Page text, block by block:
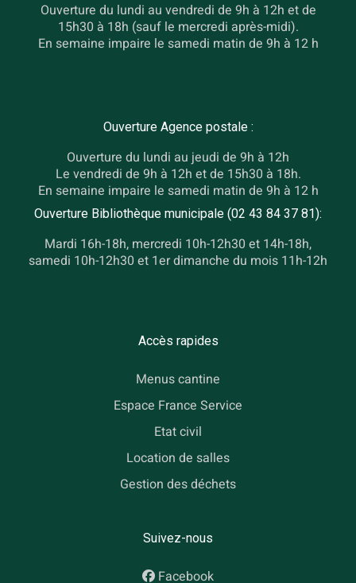
Ouverture du lundi au vendredi de 9h à 12h et de
15h30 à 18h (sauf le mercredi après-midi).
En semaine impaire le samedi matin de 9h à 12 h
Ouverture Agence postale :
Ouverture du lundi au jeudi de 9h à 12h
Le vendredi de 9h à 12h et de 15h30 à 18h.
En semaine impaire le samedi matin de 9h à 12 h
Ouverture Bibliothèque municipale (02 43 84 37 81):
Mardi 16h-18h, mercredi 10h-12h30 et 14h-18h,
samedi 10h-12h30 et 1er dimanche du mois 11h-12h
Accès rapides
Menus cantine
Espace France Service
Etat civil
Location de salles
Gestion des déchets
Suivez-nous
Facebook